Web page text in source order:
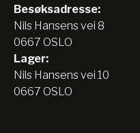
Besøksadresse:
Nils Hansens vei 8
0667 OSLO
Lager:
Nils Hansens vei 10
0667 OSLO